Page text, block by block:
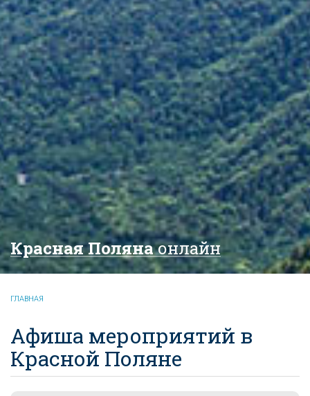
Красная Полянаонлайн
ГЛАВНАЯ
Афиша мероприятий в
Красной Поляне